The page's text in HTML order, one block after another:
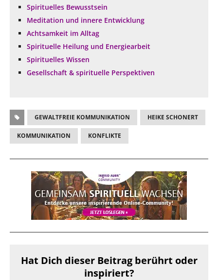
Spirituelles Bewusstsein
Meditation und innere Entwicklung
Achtsamkeit im Alltag
Spirituelle Heilung und Energiearbeit
Spirituelles Wissen
Gesellschaft & spirituelle Perspektiven
GEWALTFREIE KOMMUNIKATION HEIKE SCHONERT
KOMMUNIKATION KONFLIKTE
Hat Dich dieser Beitrag berührt oder
inspiriert?